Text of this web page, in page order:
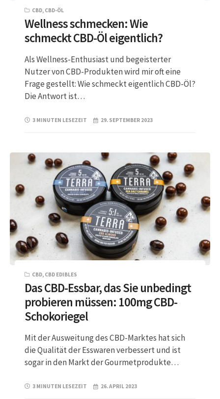
CBD, CBD-ÖL
Wellness schmecken: Wie
schmeckt CBD-Öl eigentlich?
Als Wellness-Enthusiast und begeisterter
Nutzer von CBD-Produkten wird mir oft eine
Frage gestellt: Wie schmeckt eigentlich CBD-Öl?
Die Antwort ist…
3 MINUTEN LESEZEIT 29. SEPTEMBER 2023
CBD, CBD EDIBLES
Das CBD-Essbar, das Sie unbedingt
probieren müssen: 100mg CBD-
Schokoriegel
Mit der Ausweitung des CBD-Marktes hat sich
die Qualität der Esswaren verbessert und ist
sogar in den Markt der Gourmetprodukte…
3 MINUTEN LESEZEIT 26. APRIL 2023